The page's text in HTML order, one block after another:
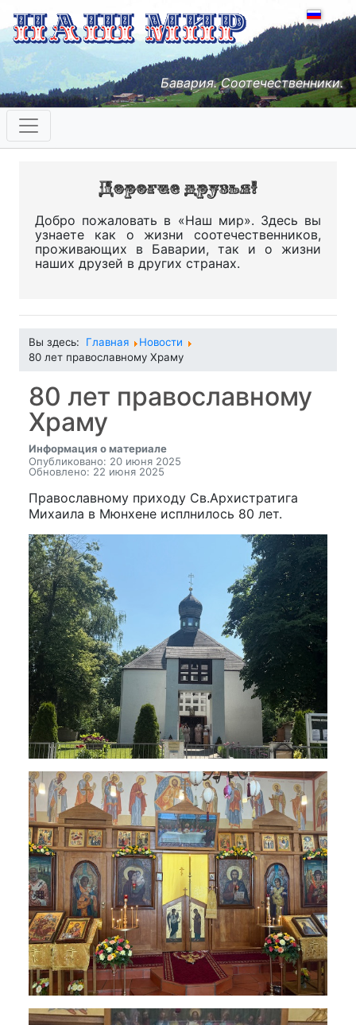
Бавария. Соотечественники.
Добро пожаловать в «Наш мир». Здесь вы
узнаете как о жизни соотечественников,
проживающих в Баварии, так и о жизни
наших друзей в других странах.
Вы здесь: Главная
Новости
80 лет православному Храму
80 лет православному
Храму
Информация о материале
Опубликовано: 20 июня 2025
Обновлено: 22 июня 2025
Православному приходу Св.Архистратига
Михаила в Мюнхене исплнилось 80 лет.